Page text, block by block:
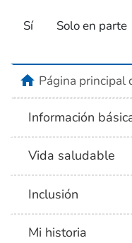
Sí Solo en parte
homePágina principal
Información
Vida saludable
Inclusión
Mi historia